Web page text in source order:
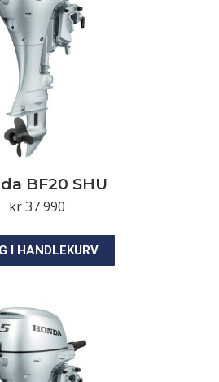
BF20 SHU
kr37 990
I HANDLEKURV